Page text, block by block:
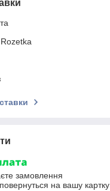
замовлення
на вашу картку